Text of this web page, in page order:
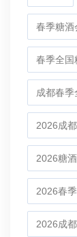
春季糖酒
春季全国
成都春季
2026成
2026糖
2026春
2026成